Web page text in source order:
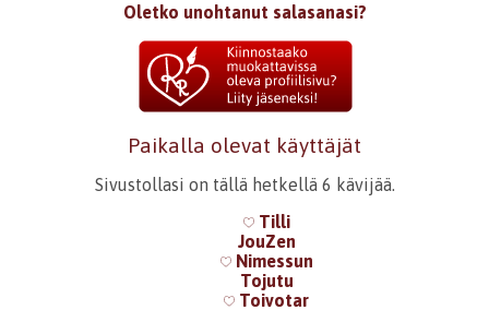
Oletko unohtanut salasanasi?
Paikalla olevat käyttäjät
Sivustollasi on tällä hetkellä 6 kävijää.
Tilli
JouZen
Nimessun
Tojutu
Toivotar